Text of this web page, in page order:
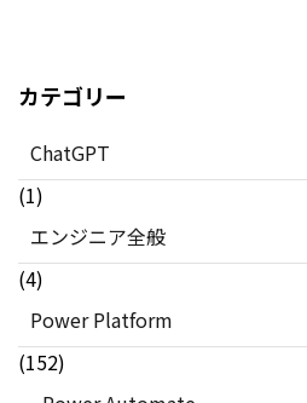
カテゴリー
ChatGPT
(1)
エンジニア全般
(4)
Power Platform
(152)